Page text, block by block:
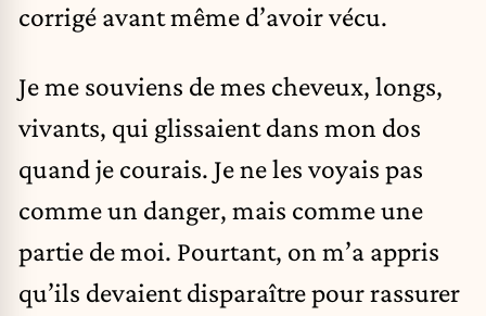
corrigé avant même d’avoir vécu.
Je me souviens de mes cheveux, longs,
vivants, qui glissaient dans mon dos
quand je courais. Je ne les voyais pas
comme un danger, mais comme une
partie de moi. Pourtant, on m’a appris
qu’ils devaient disparaître pour rassurer